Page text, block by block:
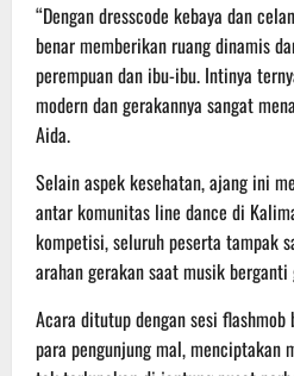
“Dengan dresscode kebaya dan
benar memberikan ruang dinamis
perempuan dan ibu-ibu. Intinya
modern dan gerakannya sangat
Aida.
Selain aspek kesehatan, ajang ini
antar komunitas line dance di
kompetisi, seluruh peserta tampak
arahan gerakan saat musik berganti
Acara ditutup dengan sesi
para pengunjung mal, menciptakan